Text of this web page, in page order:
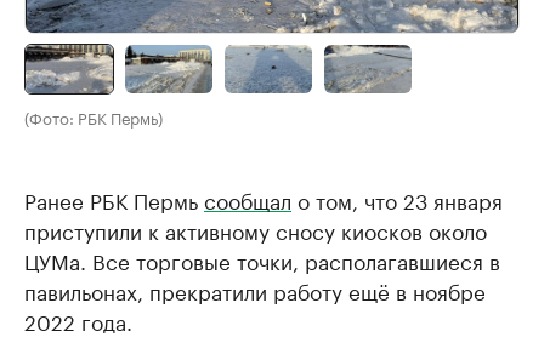
(Фото: РБК Пермь)
Ранее РБК Пермьсообщал о том, что 23 января
приступили к активному сносу киосков около
ЦУМа. Все торговые точки, располагавшиеся в
павильонах, прекратили работу ещё в ноябре
2022 года.